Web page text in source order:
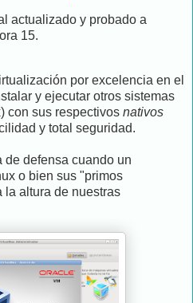
actualizado y probado a
15.
por excelencia en el
y ejecutar otros sistemas
con sus respectivos nativos
y total seguridad.
defensa cuando un
o bien sus "primos
la altura de nuestras